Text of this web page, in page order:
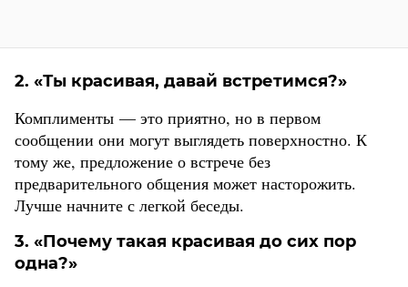
2. «Ты красивая, давай встретимся?»
Комплименты — это приятно, но в первом
сообщении они могут выглядеть поверхностно. К
тому же, предложение о встрече без
предварительного общения может насторожить.
Лучше начните с легкой беседы.
3. «Почему такая красивая до сих пор
одна?»